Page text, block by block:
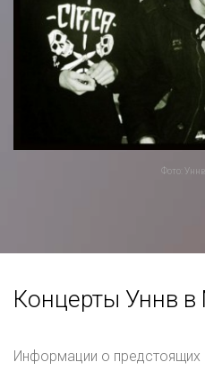
Фото:
Концерты Уннв в
Информации о предстоящих